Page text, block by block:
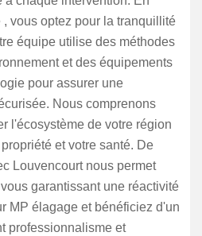
vous optez pour la tranquillité
équipe utilise des méthodes
et des équipements
pour assurer une
Nous comprenons
l'écosystème de votre région
et votre santé. De
Louvencourt nous permet
garantissant une réactivité
MP élagage et bénéficiez d'un
professionnalisme et